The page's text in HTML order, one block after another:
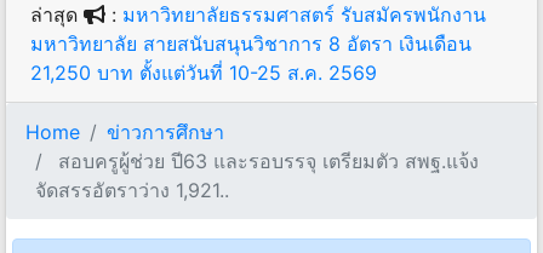
ล่าสุด : มหาวิทยาลัยธรรมศาสตร์ รับสมัครพนักงาน
มหาวิทยาลัย สายสนับสนุนวิชาการ 8 อัตรา เงินเดือน
21,250 บาท ตั้งแต่วันที่ 10-25 ส.ค. 2569
Home
ข่าวการศึกษา
สอบครูผู้ช่วย ปี63 และรอบรรจุ เตรียมตัว สพฐ.แจ้ง
จัดสรรอัตราว่าง 1,921..